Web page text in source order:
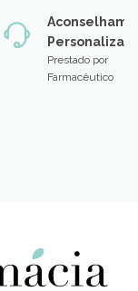
Prestado por
Farmacêutico